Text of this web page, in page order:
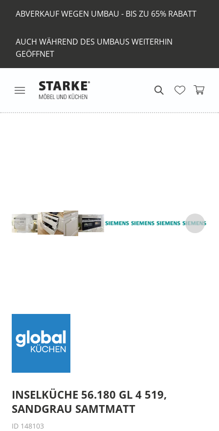
ABVERKAUF WEGEN UMBAU - BIS ZU 65% RABATT
AUCH WÄHREND DES UMBAUS WEITERHIN
GEÖFFNET
INSELKÜCHE 56.180 GL 4 519,
SANDGRAU SAMTMATT
ID 148103